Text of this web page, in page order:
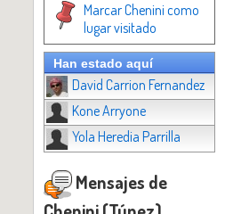
Marcar Chenini como
lugar visitado
Han estado aquí
David Carrion Fernandez
Kone Arryone
Yola Heredia Parrilla
Mensajes de